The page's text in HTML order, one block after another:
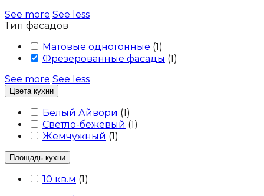
See more See less
Тип фасадов
Матовые однотонные (1)
Фрезерованные фасады (1)
See more See less
Цвета кухни
Белый Айвори (1)
Светло-бежевый (1)
Жемчужный (1)
Площадь кухни
10 кв.м (1)